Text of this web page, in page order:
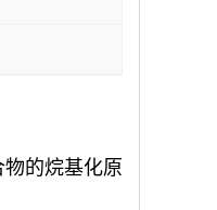
的烷基化原